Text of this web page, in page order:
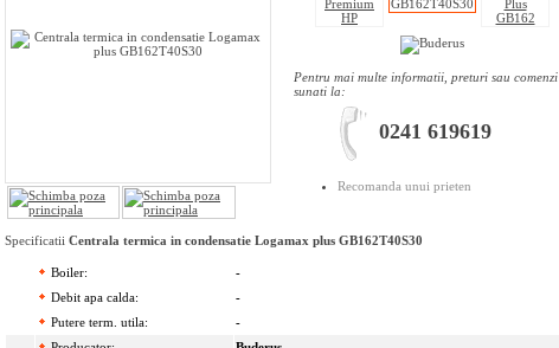
Pentru mai multe informatii, preturi sau comenzi
sunati la:
0241 619619
Recomanda unui prieten
Specificatii Centrala termica in condensatie Logamax plus GB162T40S30
Boiler:
-
Debit apa calda:
-
Putere term. utila:
-